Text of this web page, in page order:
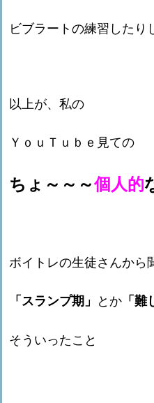
ビブラートの練習したり
以上が、私の
ＹｏｕＴｕｂｅ見ての
ちょ～～～個人的
ボイトレの生徒さんから
「スランプ期」 とか 「難
そういったこと